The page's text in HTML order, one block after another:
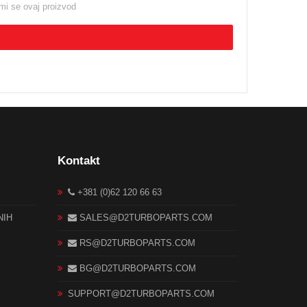
se ovaj proizvod
Kontakt
+381 (0)62 120 66 63
SALES@D2TURBOPARTS.COM
RS@D2TURBOPARTS.COM
BG@D2TURBOPARTS.COM
SUPPORT@D2TURBOPARTS.COM